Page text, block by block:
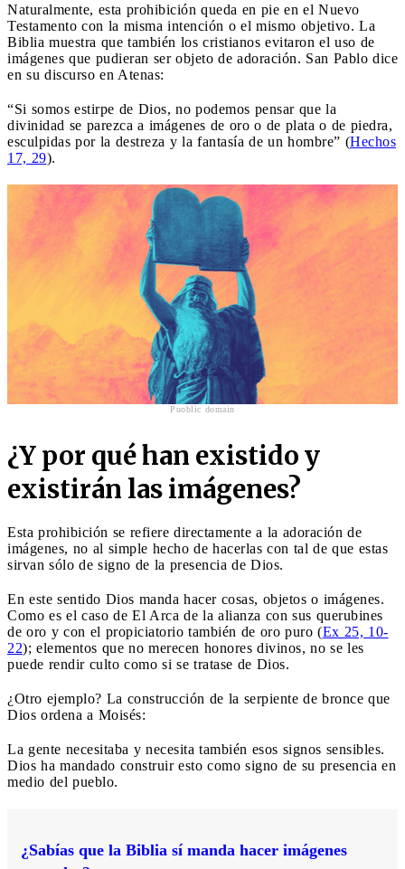
Naturalmente, esta prohibición queda en pie en el Nuevo
Testamento con la misma intención o el mismo objetivo. La
Biblia muestra que también los cristianos evitaron el uso de
imágenes que pudieran ser objeto de adoración. San Pablo dice
en su discurso en Atenas:
“Si somos estirpe de Dios, no podemos pensar que la
divinidad se parezca a imágenes de oro o de plata o de piedra,
esculpidas por la destreza y la fantasía de un hombre” (Hechos
17, 29).
Puoblic domain
¿Y por qué han existido y
existirán las imágenes?
Esta prohibición se refiere directamente a la adoración de
imágenes, no al simple hecho de hacerlas con tal de que estas
sirvan sólo de signo de la presencia de Dios.
En este sentido Dios manda hacer cosas, objetos o imágenes.
Como es el caso de El Arca de la alianza con sus querubines
de oro y con el propiciatorio también de oro puro (Ex 25, 10-
22); elementos que no merecen honores divinos, no se les
puede rendir culto como si se tratase de Dios.
¿Otro ejemplo? La construcción de la serpiente de bronce que
Dios ordena a Moisés:
La gente necesitaba y necesita también esos signos sensibles.
Dios ha mandado construir esto como signo de su presencia en
medio del pueblo.
¿Sabías que la Biblia sí manda hacer imágenes